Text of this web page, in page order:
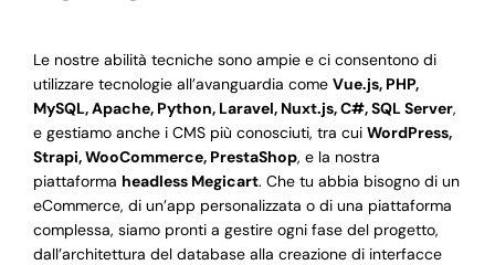
Le nostre abilità tecniche sono ampie e ci consentono di
utilizzare tecnologie all’avanguardia come Vue.js, PHP,
MySQL, Apache, Python, Laravel, Nuxt.js, C#, SQL Server,
e gestiamo anche i CMS più conosciuti, tra cui WordPress,
Strapi, WooCommerce, PrestaShop, e la nostra
piattaforma headless Megicart. Che tu abbia bisogno di un
eCommerce, di un’app personalizzata o di una piattaforma
complessa, siamo pronti a gestire ogni fase del progetto,
dall’architettura del database alla creazione di interfacce